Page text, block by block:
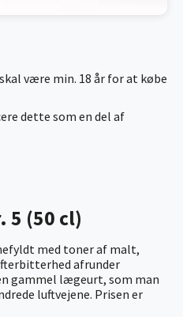
5 (50 cl)
med toner af malt,
afrunder
gammel lægeurt, som man
luftvejene. Prisen er
være min. 18 år for at købe
dette som en del af